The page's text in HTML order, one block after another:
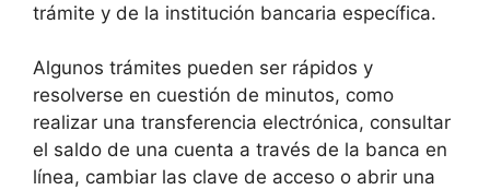
trámite y de la institución bancaria específica.
Algunos trámites pueden ser rápidos y
resolverse en cuestión de minutos, como
realizar una transferencia electrónica, consultar
el saldo de una cuenta a través de la banca en
línea, cambiar las clave de acceso o abrir una